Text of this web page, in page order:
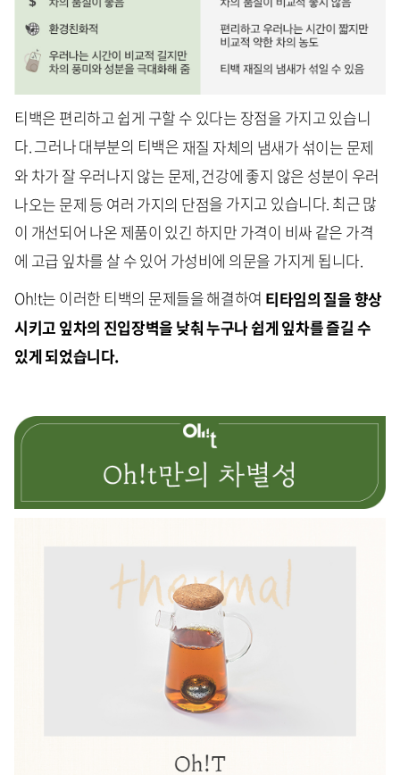
티백은 편리하고 쉽게 구할 수 있다는 장점을 가지고 있습니
다. 그러나 대부분의 티백은 재질 자체의 냄새가 섞이는 문제
와 차가 잘 우러나지 않는 문제, 건강에 좋지 않은 성분이 우러
나오는 문제 등 여러 가지의 단점을 가지고 있습니다. 최근 많
이 개선되어 나온 제품이 있긴 하지만 가격이 비싸 같은 가격
에 고급 잎차를 살 수 있어 가성비에 의문을 가지게 됩니다.
Oh!t는 이러한 티백의 문제들을 해결하여 티타임의 질을 향상
시키고 잎차의 진입장벽을 낮춰 누구나 쉽게 잎차를 즐길 수
있게 되었습니다.